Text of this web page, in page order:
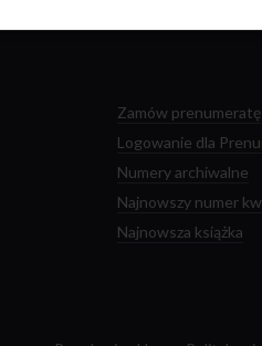
Zamów prenumeratę
Logowanie dla
Numery archiwalne
Najnowszy numer
Najnowsza książka